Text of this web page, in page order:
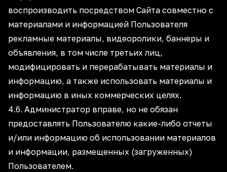
воспроизводить посредством Сайта совместно с
материалами и информацией Пользователя
рекламные материалы, видеоролики, баннеры и
объявления, в том числе третьих лиц,
модифицировать и перерабатывать материалы и
информацию, а также использовать материалы и
информацию в иных коммерческих целях.
4.6. Администратор вправе, но не обязан
предоставлять Пользователю какие-либо отчеты
и/или информацию об использовании материалов
и информации, размещенных (загруженных)
Пользователем.